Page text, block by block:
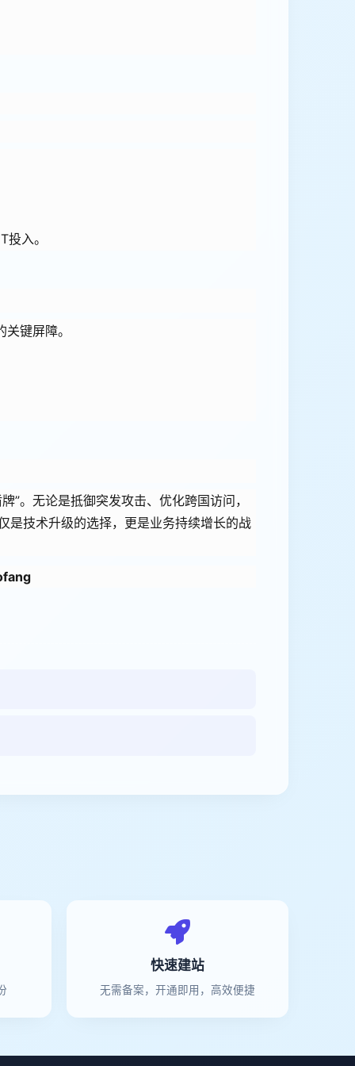
入。
键屏障。
”。无论是抵御突发攻击、优化跨国访问，
是技术升级的选择，更是业务持续增长的战
快速建站
无需备案，开通即用，高效便捷